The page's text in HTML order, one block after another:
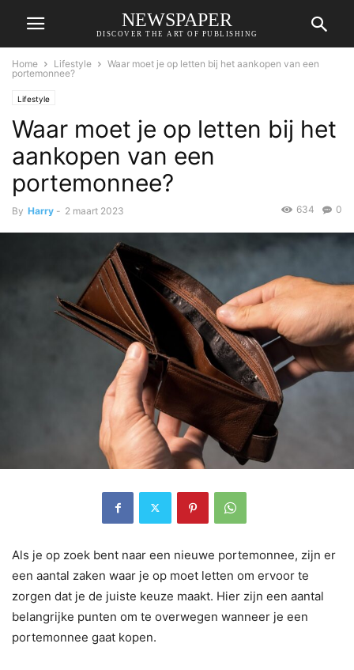
NEWSPAPER
DISCOVER THE ART OF PUBLISHING
Home Lifestyle
Waar moet je op letten bij het aankopen van een
portemonnee?
Lifestyle
Waar moet je op letten bij het
aankopen van een
portemonnee?
By Harry - 2 maart 2023 0
634
Als je op zoek bent naar een nieuwe portemonnee, zijn er
een aantal zaken waar je op moet letten om ervoor te
zorgen dat je de juiste keuze maakt. Hier zijn een aantal
belangrijke punten om te overwegen wanneer je een
portemonnee gaat kopen.